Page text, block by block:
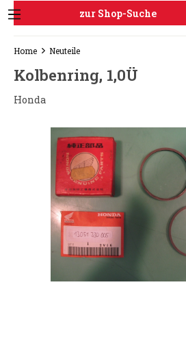
zur Shop-Suche
Home Neuteile
Kolbenring, 1,0Ü
Honda